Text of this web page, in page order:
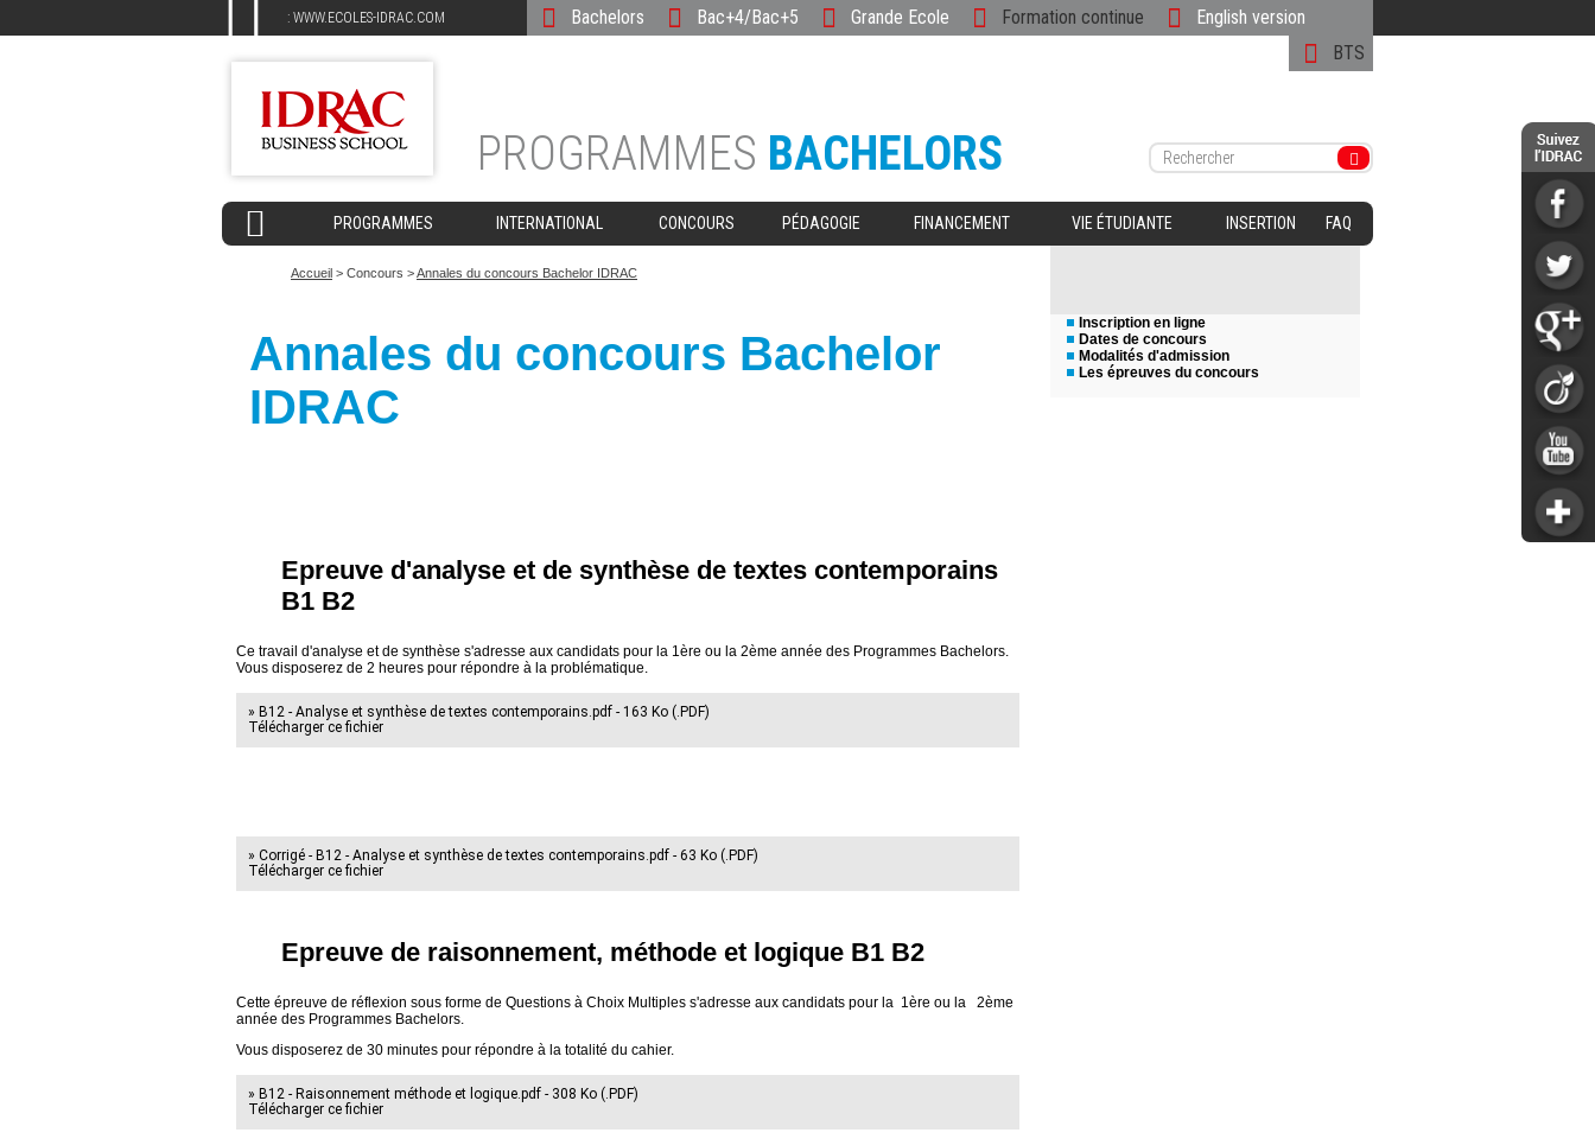
: WWW.ECOLES-IDRAC.COM English version
Formation continue
Grande Ecole
Bac+4/Bac+5
Bachelors
BTS
PROGRAMMES BACHELORS
PROGRAMMES INTERNATIONAL CONCOURS PÉDAGOGIE FINANCEMENT VIE ÉTUDIANTE INSERTION FAQ
Accueil > Concours >Annales du concours Bachelor IDRAC
Annales du concours Bachelor
IDRAC
Epreuve d'analyse et de synthèse de textes contemporains
B1 B2
Ce travail d'analyse et de synthèse s'adresse aux candidats pour la 1ère ou la 2ème année des Programmes Bachelors.
Vous disposerez de 2 heures pour répondre à la problématique.
» B12 - Analyse et synthèse de textes contemporains.pdf - 163 Ko (.PDF)
Télécharger ce fichier
» Corrigé - B12 - Analyse et synthèse de textes contemporains.pdf - 63 Ko (.PDF)
Télécharger ce fichier
Epreuve de raisonnement, méthode et logique B1 B2
Cette épreuve de réflexion sous forme de Questions à Choix Multiples s'adresse aux candidats pour la 1ère ou la 2ème
année des Programmes Bachelors.
Vous disposerez de 30 minutes pour répondre à la totalité du cahier.
» B12 - Raisonnement méthode et logique.pdf - 308 Ko (.PDF)
Télécharger ce fichier
Inscription en ligne
Dates de concours
Modalités d'admission
Les épreuves du concours